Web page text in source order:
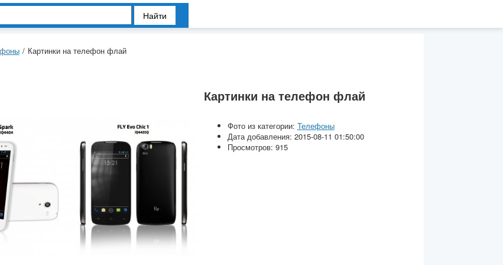
Найти
/ Картинки на телефон флай
Картинки на телефон флай
Фото из категории: Телефоны
Дата добавления: 2015-08-11 01:50:00
Просмотров: 915